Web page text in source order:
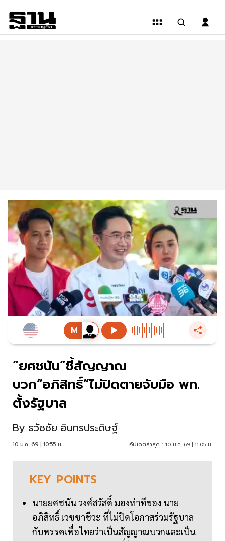
“ยศชนัน”ชี้สัญญาณ
บวก“อภิสิทธิ์”ไม่ปิดตายจับมือ พท.
ตั้งรัฐบาล
By ธวัชชัย อินทรประดิษฐ์
10 ม.ค. 69 | 10:55 น. อัปเดตล่าสุด : 10 ม.ค. 69 | 11:05 น.
KEY POINTS
นายยศชนัน วงศ์สวัสดิ์ มองท่าทีของ นาย
อภิสิทธิ์ เวชชาชีวะ ที่ไม่ปิดโอกาสร่วมรัฐบาล
กับพรรคเพื่อไทยว่าเป็นสัญญาณบวกและเป็น